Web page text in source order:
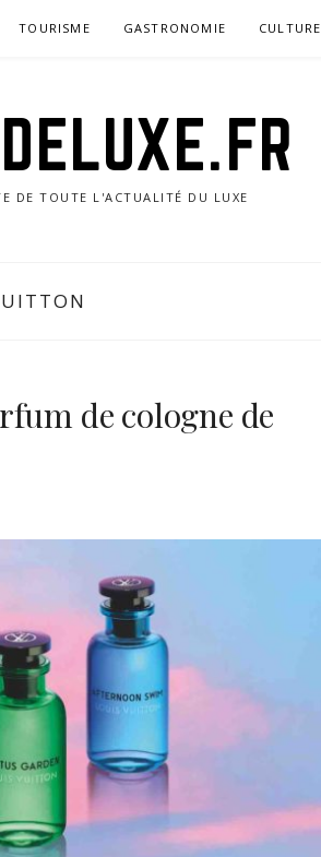
TOURISME GASTRONOMIE CULTURE
DE TOUTE L'ACTUALITÉ DU LUXE
de cologne de